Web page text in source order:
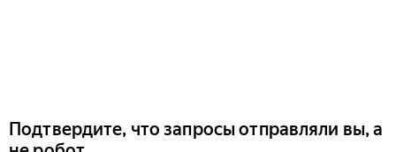
Подтвердите, что запросы отправляли вы, а